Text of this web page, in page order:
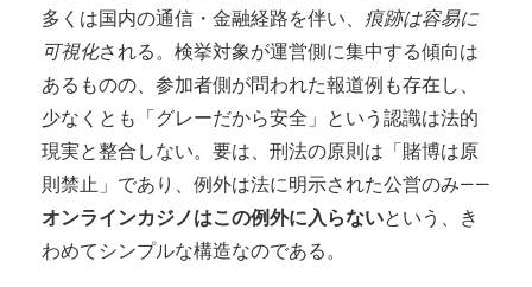
多くは国内の通信・金融経路を伴い、 痕跡は容易に
可視化される。検挙対象が運営側に集中する傾向は
あるものの、参加者側が問われた報道例も存在し、
少なくとも「グレーだから安全」という認識は法的
現実と整合しない。要は、刑法の原則は「賭博は原
則禁止」であり、例外は法に明示された公営のみ——
オンラインカジノはこの例外に入らないという、き
わめてシンプルな構造なのである。